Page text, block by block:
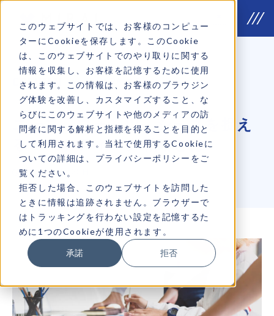
このウェブサイトでは、お客様のコンピュー
ターにCookieを保存します。このCookie
は、このウェブサイトでのやり取りに関する
情報を収集し、お客様を記憶するために使用
されます。この情報は、お客様のブラウジン
グ体験を改善し、カスタマイズすること、な
らびにこのウェブサイトや他のメディアの訪
問者に関する解析と指標を得ることを目的と
して利用されます。当社で使用するCookieに
ついての詳細は、プライバシーポリシーをご
覧ください。
拒否した場合、このウェブサイトを訪問した
ときに情報は追跡されません。ブラウザーで
はトラッキングを行わない設定を記憶するた
めに1つのCookieが使用されます。
承諾 拒否
COLUMN MIRAIコラム
ニーズ、ウォンツ、シーズを捉え
るマーケティング戦略とは
2024年03月25日